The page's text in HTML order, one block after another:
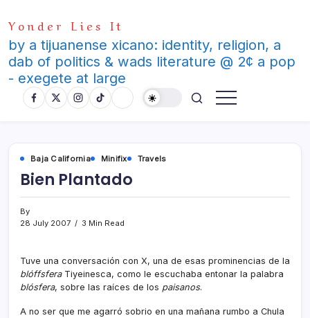
to
content
Yonder Lies It
by a tijuanense xicano: identity, religion, a
dab of politics & wads literature @ 2¢ a pop
- exegete at large
Baja California Minifix Travels
Bien Plantado
By
28 July 2007
3 Min Read
Tuve una conversación con X, una de esas prominencias de la
blóffsferaTiyeinesca, como le escuchaba entonar la palabra
blósfera, sobre las raí­ces de los paisanos.
A no ser que me agarró sobrio en una mañana rumbo a Chula